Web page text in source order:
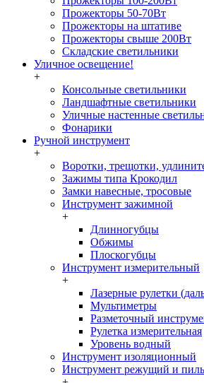
Прожекторы 50-70Вт
Прожекторы на штативе
Прожекторы свыше 200Вт
Складские светильники
Уличное освещение!
+
Консольные светильники
Ландшафтные светильники
Уличные настенные
Фонарики
Ручной инструмент
+
Воротки, трещотки,
Зажимы типа Крокодил
Замки навесные, тросовые
Инструмент зажимной
+
Длинногубцы
Обжимы
Плоскогубцы
Инструмент измерительный
+
Лазерные рулетки
Мультиметры
Разметочный
Рулетка измерительная
Уровень водный
Инструмент изоляционный
Инструмент режущий и